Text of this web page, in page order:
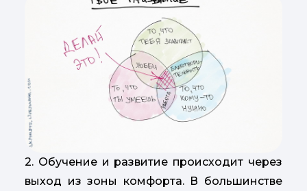
2. Обучение и развитие происходит через
выход из зоны комфорта. В большинстве